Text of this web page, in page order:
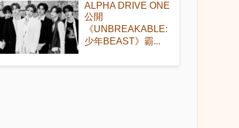
ALPHA DRIVE ONE
公開
《UNBREAKABLE:
少年BEAST》霸...